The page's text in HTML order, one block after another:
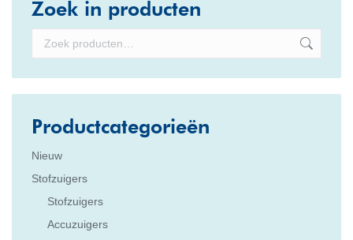
Zoek in producten
Productcategorieën
Nieuw
Stofzuigers
Stofzuigers
Accuzuigers